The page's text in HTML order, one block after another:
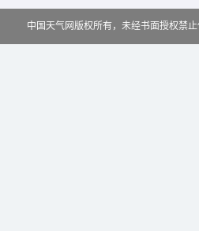
中国天气网版权所有，未经书面授权